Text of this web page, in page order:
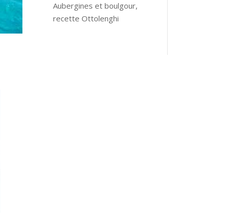
Aubergines et boulgour,
recette Ottolenghi